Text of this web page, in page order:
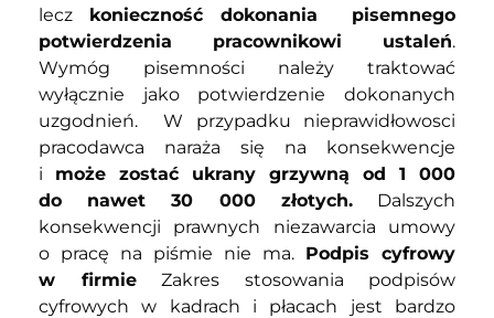
lecz konieczność dokonania pisemnego
potwierdzenia pracownikowi ustaleń.
Wymóg pisemności należy traktować
wyłącznie jako potwierdzenie dokonanych
uzgodnień.
W przypadku nieprawidłowosci
pracodawca naraża się na konsekwencje
i może zostać ukrany grzywną od 1 000
do nawet 30 000 złotych.Dalszych
konsekwencji prawnych niezawarcia umowy
o pracę na piśmie nie ma. Podpis cyfrowy
w firmie
Zakres stosowania podpisów
cyfrowych w kadrach i płacach jest bardzo